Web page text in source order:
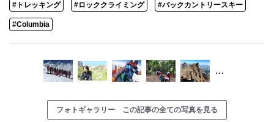
#トレッキング #ロッククライミング #バックカントリースキー
#Columbia
…
フォトギャラリー この記事の全ての写真を見る